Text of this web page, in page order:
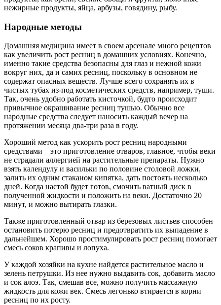
нежирные продукты, яйца, арбузы, говядину, рыбу.
Народные методы
Домашняя медицина имеет в своем арсенале много рецептов
как увеличить рост ресниц в домашних условиях. Конечно,
именно такие средства безопасны для глаз и нежной кожи
вокруг них, да и самих ресниц, поскольку в основном не
содержат опасных веществ. Лучше всего сохранять их в
чистых тубах из-под косметических средств, например, туши.
Так, очень удобно работать кисточкой, будто происходит
привычное окрашивание ресниц тушью. Обычно все
народные средства следует наносить каждый вечер на
протяжении месяца два-три раза в году.
Хороший метод как ускорить рост ресниц народными
средствами – это приготовление отваров, главное, чтобы веки
не страдали аллергией на растительные препараты. Нужно
взять календулу и васильки по половине столовой ложки,
залить их одним стаканом кипятка, дать постоять несколько
дней. Когда настой будет готов, смочить ватный диск в
полученной жидкости и положить на веки. Достаточно 20
минут, и можно вытирать глазки.
Также приготовленный отвар из березовых листьев способен
остановить потерю ресниц и предотвратить их выпадение в
дальнейшем. Хорошо простимулировать рост ресниц помогает
смесь соков крапивы и лопуха.
У каждой хозяйки на кухне найдется растительное масло и
зелень петрушки. Из нее нужно выдавить сок, добавить масло
и сок алоэ. Так, смешав все, можно получить массажную
жидкость для кожи век. Смесь легонько втирается в корни
ресниц по их росту.